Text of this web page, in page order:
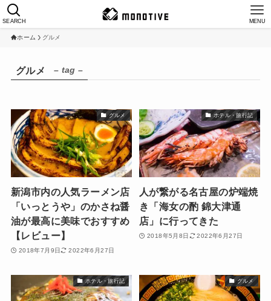
SEARCH MENU
ホーム グルメ
グルメ – tag –
グルメ
新潟市内の人気ラーメン店
「いっとうや」のかさね醤
油が最高に美味でおすすめ
【レビュー】
2018年7月9日 2022年6月27日
ホテル・旅行記
人が繋がる名古屋の炉端焼
き「海女の酌 錦大津通
店」に行ってきた
2018年5月8日 2022年6月27日
ホテル・旅行記 グルメ